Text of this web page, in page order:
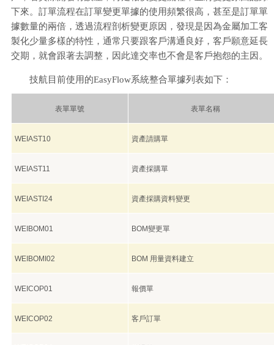
下來。訂單流程在訂單變更單據的使用頻繁很高，甚至是訂單單
據數量的兩倍，透過流程剖析變更原因，發現是因為金屬加工客
製化少量多樣的特性，通常只要跟客戶溝通良好，客戶願意延長
交期，就會跟著去調整，因此達交率也不會是客戶抱怨的主因。
技航目前使用的EasyFlow系統整合單據列表如下：
表單單號 表單名稱
WEIAST10 資產請購單
WEIAST11 資產採購單
WEIASTI24 資產採購資料變更
WEIBOM01 BOM變更單
WEIBOMI02 BOM 用量資料建立
WEICOP01 報價單
WEICOP02 客戶訂單